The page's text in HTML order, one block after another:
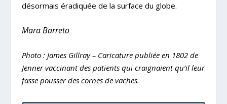
désormais éradiquée de la surface du globe.
Mara Barreto
Photo : James Gillray – Caricature publiée en 1802 de
Jenner vaccinant des patients qui craignaient qu’il leur
fasse pousser des cornes de vaches.